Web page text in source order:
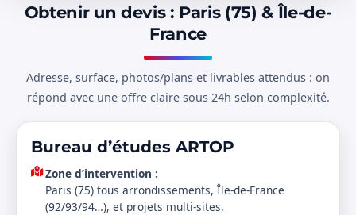
Obtenir un devis : Paris (75) & Île-de-
France
Adresse, surface, photos/plans et livrables attendus : on
répond avec une offre claire sous 24h selon complexité.
Bureau d’études ARTOP
Zone d’intervention :
Paris (75) tous arrondissements, Île-de-France
(92/93/94…), et projets multi-sites.